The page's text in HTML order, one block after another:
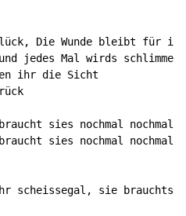
Die Wunde bleibt für
jedes Mal wirds schlimmer
ihr die Sicht
sies nochmal nochmal
sies nochmal nochmal
scheissegal, sie brauchts